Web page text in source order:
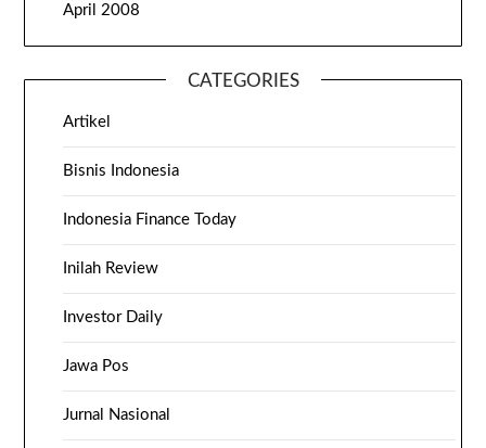
April 2008
CATEGORIES
Artikel
Bisnis Indonesia
Indonesia Finance Today
Inilah Review
Investor Daily
Jawa Pos
Jurnal Nasional